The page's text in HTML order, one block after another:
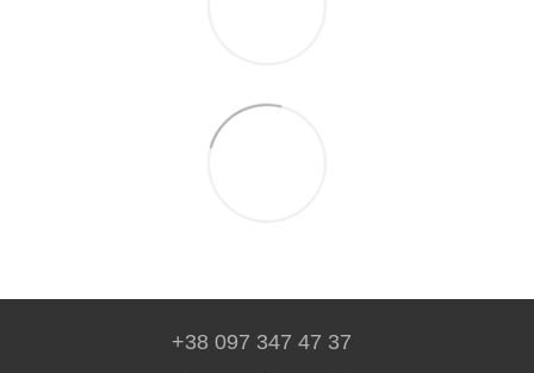
+38 097 347 47 37